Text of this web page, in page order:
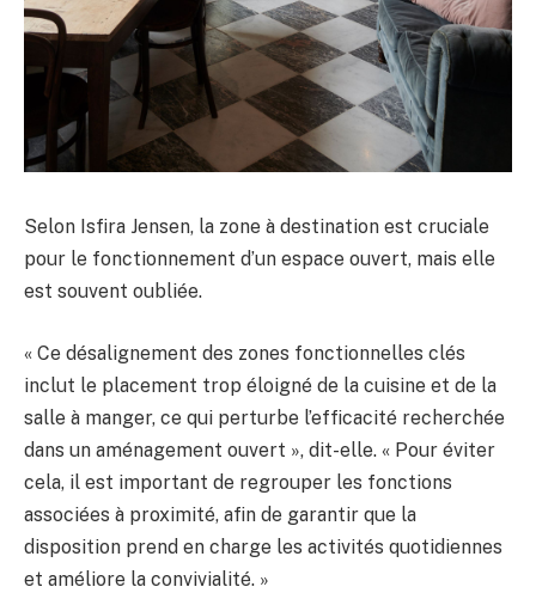
Selon Isfira Jensen, la zone à destination est cruciale
pour le fonctionnement d’un espace ouvert, mais elle
est souvent oubliée.
« Ce désalignement des zones fonctionnelles clés
inclut le placement trop éloigné de la cuisine et de la
salle à manger, ce qui perturbe l’efficacité recherchée
dans un aménagement ouvert », dit-elle. « Pour éviter
cela, il est important de regrouper les fonctions
associées à proximité, afin de garantir que la
disposition prend en charge les activités quotidiennes
et améliore la convivialité. »